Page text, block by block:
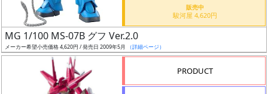
販売中
駿河屋 4,620円
MG 1/100 MS-07B グフ Ver.2.0
メーカー希望小売価格 4,620円 / 発売日 2009年5月 （詳細ページ）
PRODUCT